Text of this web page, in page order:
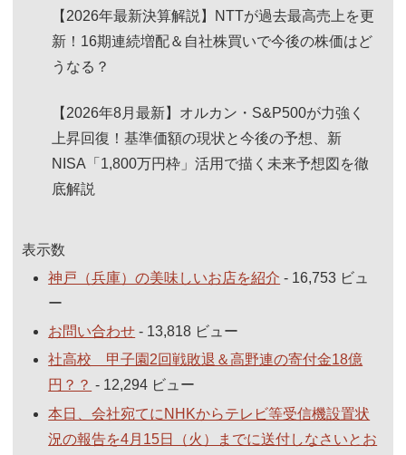
【2026年最新決算解説】NTTが過去最高売上を更
新！16期連続増配＆自社株買いで今後の株価はど
うなる？
【2026年8月最新】オルカン・S&P500が力強く
上昇回復！基準価額の現状と今後の予想、新
NISA「1,800万円枠」活用で描く未来予想図を徹
底解説
表示数
神戸（兵庫）の美味しいお店を紹介 - 16,753 ビュ
ー
お問い合わせ - 13,818 ビュー
社高校 甲子園2回戦敗退＆高野連の寄付金18億
円？？ - 12,294 ビュー
本日、会社宛てにNHKからテレビ等受信機設置状
況の報告を4月15日（火）までに送付しなさいとお